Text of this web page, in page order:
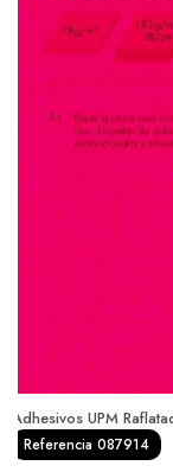
Adhesivos UPM
Referencia 087914